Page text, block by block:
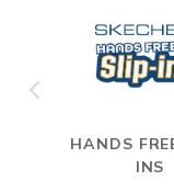
HANDS
INS